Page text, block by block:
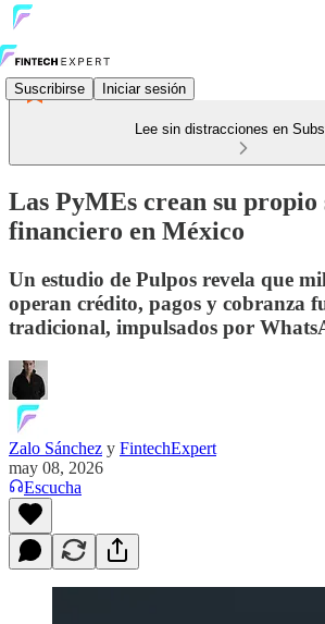
Suscribirse Iniciar sesión
Lee sin distracciones en
Las PyMEs crean su propio
financiero en México
Un estudio de Pulpos revela que
operan crédito, pagos y cobranza
tradicional, impulsados por
Zalo Sánchez y FintechExpert
may 08, 2026
Escucha